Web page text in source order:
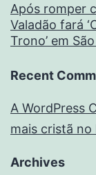
Após romper
Valadão fará
Trono’ em
Recent
A WordPress
mais cristã no
Archives